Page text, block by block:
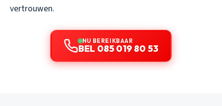
vertrouwen.
NU BEREIKBAAR
BEL 085 019 80 53